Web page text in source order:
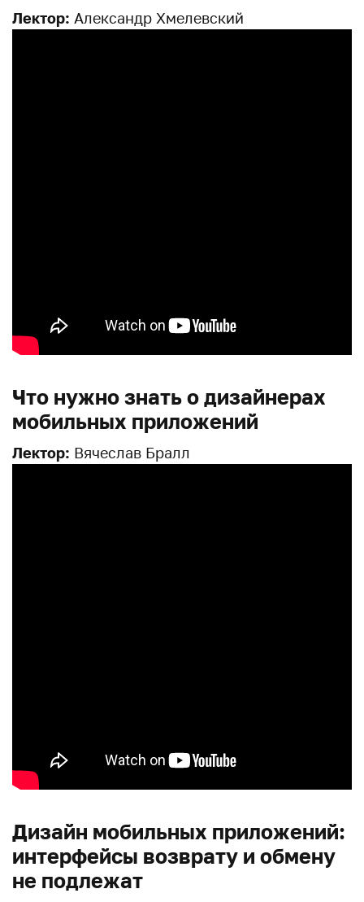
Лектор: Александр Хмелевский
Что нужно знать о дизайнерах
мобильных приложений
Лектор: Вячеслав Бралл
Дизайн мобильных приложений:
интерфейсы возврату и обмену
не подлежат